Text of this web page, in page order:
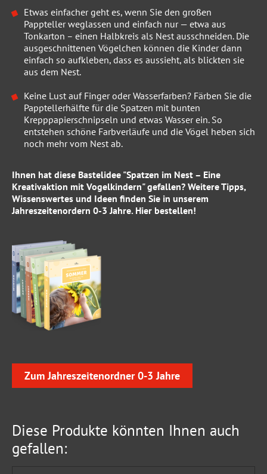
Etwas einfacher geht es, wenn Sie den großen
Pappteller weglassen und einfach nur — etwa aus
Tonkarton – einen Halbkreis als Nest ausschneiden. Die
ausgeschnittenen Vögelchen können die Kinder dann
einfach so aufkleben, dass es aussieht, als blickten sie
aus dem Nest.
Keine Lust auf Finger oder Wasserfarben? Färben Sie die
Papptellerhälfte für die Spatzen mit bunten
Krepppapierschnipseln und etwas Wasser ein. So
entstehen schöne Farbverläufe und die Vögel heben sich
noch mehr vom Nest ab.
Ihnen hat diese Bastelidee "Spatzen im Nest – Eine
Kreativaktion mit Vogelkindern" gefallen? Weitere Tipps,
Wissenswertes und Ideen finden Sie in unserem
Jahreszeitenordern 0-3 Jahre. Hier bestellen!
Zum Jahreszeitenordner 0-3 Jahre
Diese Produkte könnten Ihnen auch
gefallen: